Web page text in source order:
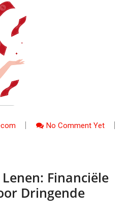
No Comment Yet
Financiële
Dringende